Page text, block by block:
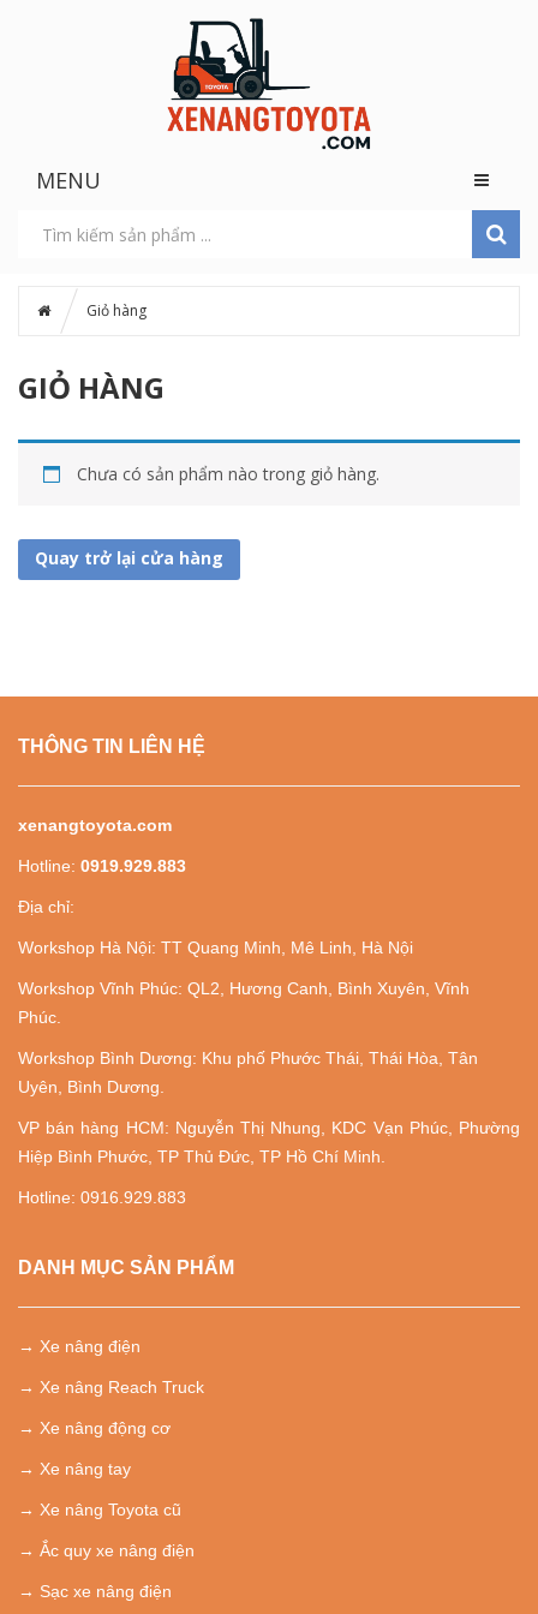
MENU
Giỏ hàng
GIỎ HÀNG
Chưa có sản phẩm nào trong giỏ hàng.
Quay trở lại cửa hàng
THÔNG TIN LIÊN HỆ
xenangtoyota.com
Hotline: 0919.929.883
Địa chỉ:
Workshop Hà Nội: TT Quang Minh, Mê Linh, Hà Nội
Workshop Vĩnh Phúc: QL2, Hương Canh, Bình Xuyên, Vĩnh
Phúc.
Workshop Bình Dương: Khu phố Phước Thái, Thái Hòa, Tân
Uyên, Bình Dương.
VP bán hàng HCM: Nguyễn Thị Nhung, KDC Vạn Phúc, Phường
Hiệp Bình Phước, TP Thủ Đức, TP Hồ Chí Minh.
Hotline: 0916.929.883
DANH MỤC SẢN PHẨM
→ Xe nâng điện
→ Xe nâng Reach Truck
→ Xe nâng động cơ
→ Xe nâng tay
→ Xe nâng Toyota cũ
→ Ắc quy xe nâng điện
→ Sạc xe nâng điện